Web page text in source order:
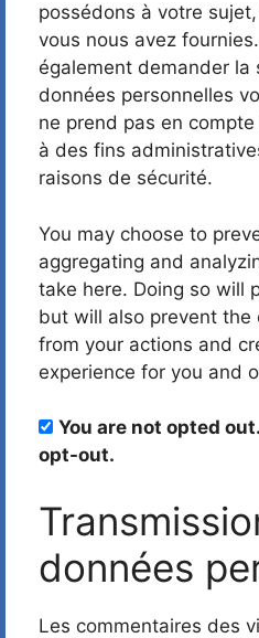
possédons à votre
vous nous avez
également demander la
données personnelles
ne prend pas en
à des fins
raisons de sécurité.
You may choose to
aggregating and
take here. Doing so will
but will also prevent the
from your actions and
experience for you and
You are not opted
opt-out.
données
Les commentaires des